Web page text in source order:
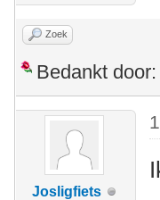
Zoek
Bedankt door:
Josligfiets